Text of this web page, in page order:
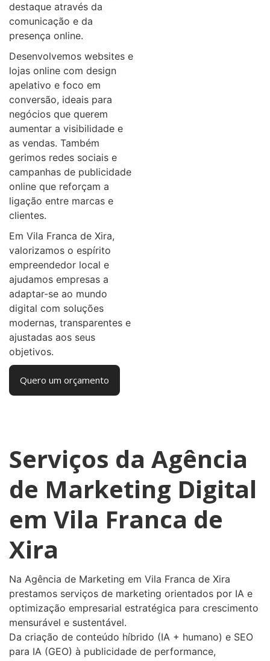
destaque através da
comunicação e da
presença online.
Desenvolvemos websites e
lojas online com design
apelativo e foco em
conversão, ideais para
negócios que querem
aumentar a visibilidade e
as vendas. Também
gerimos redes sociais e
campanhas de publicidade
online que reforçam a
ligação entre marcas e
clientes.
Em Vila Franca de Xira,
valorizamos o espírito
empreendedor local e
ajudamos empresas a
adaptar-se ao mundo
digital com soluções
modernas, transparentes e
ajustadas aos seus
objetivos.
Quero um orçamento
Serviços da Agência
de Marketing Digital
em Vila Franca de
Xira
Na Agência de Marketing em Vila Franca de Xira
prestamos serviços de marketing orientados por IA e
optimização empresarial estratégica para crescimento
mensurável e sustentável.
Da criação de conteúdo híbrido (IA + humano) e SEO
para IA (GEO) à publicidade de performance,